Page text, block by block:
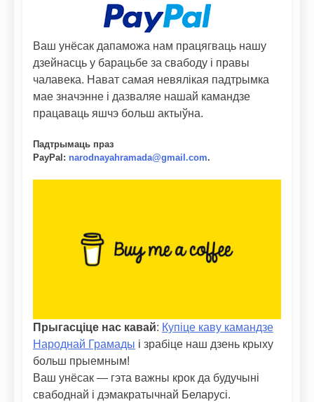
Ваш унёсак дапаможа нам працягваць нашу
дзейнасць у барацьбе за свабоду і правы
чалавека. Нават самая невялікая падтрымка
мае значэнне і дазваляе нашай камандзе
працаваць яшчэ больш актыўна.
Падтрымаць праз
PayPal : narodnayahramada@gmail.com.
Прыгасціце нас кавай: Купіце каву камандзе
Народнай Грамады і зрабіце наш дзень крыху
больш прыемным!
Ваш унёсак — гэта важны крок да будучыні
свабоднай і дэмакратычнай Беларусі.